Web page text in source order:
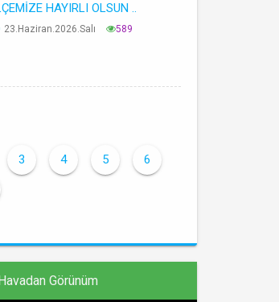
HAYIRLI OLSUN ..
23.Haziran.2026.Salı 589
3 4 5 6
Görünüm